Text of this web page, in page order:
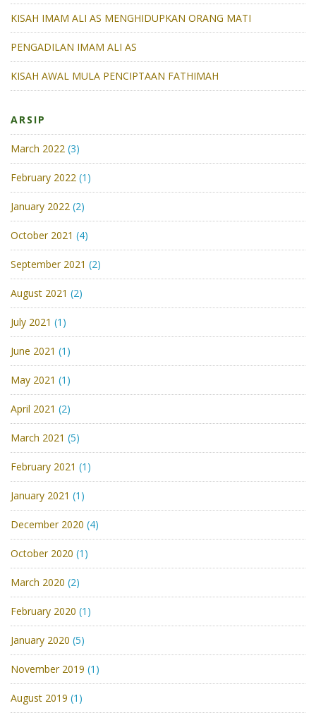
KISAH IMAM ALI AS MENGHIDUPKAN ORANG MATI
PENGADILAN IMAM ALI AS
KISAH AWAL MULA PENCIPTAAN FATHIMAH
ARSIP
March 2022 (3)
February 2022 (1)
January 2022 (2)
October 2021 (4)
September 2021 (2)
August 2021 (2)
July 2021 (1)
June 2021 (1)
May 2021 (1)
April 2021 (2)
March 2021 (5)
February 2021 (1)
January 2021 (1)
December 2020 (4)
October 2020 (1)
March 2020 (2)
February 2020 (1)
January 2020 (5)
November 2019 (1)
August 2019 (1)